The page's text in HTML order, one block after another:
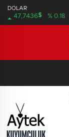
DOLAR
47,7436$ % 0.18